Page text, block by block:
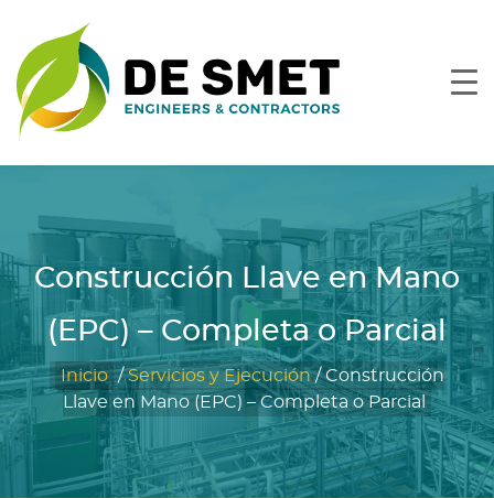
Construcción Llave en Mano
(EPC) – Completa o Parcial
Inicio /Servicios y Ejecución/Construcción
Llave en Mano (EPC) – Completa o Parcial